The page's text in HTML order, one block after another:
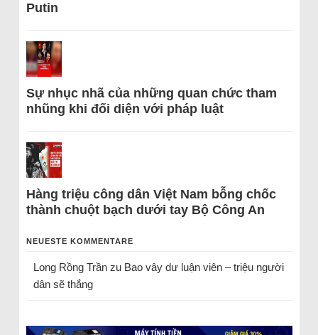
Putin
Sự nhục nhã của những quan chức tham
nhũng khi đối diện với pháp luật
Hàng triệu công dân Việt Nam bỗng chốc
thành chuột bạch dưới tay Bộ Công An
NEUESTE KOMMENTARE
Long Rồng Trầnzu Bao vây dư luận viên – triệu người
dân sẽ thắng